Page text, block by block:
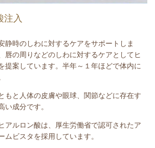
注入
静時のしわに対するケアをサポートしま
唇の周りなどのしわに対するケアとしてヒ
提案しています。半年～１年ほどで体内に
もと人体の皮膚や眼球、関節などに存在す
い成分です。
アルロン酸は、厚生労働省で認可されたア
ムビスタを採用しています。